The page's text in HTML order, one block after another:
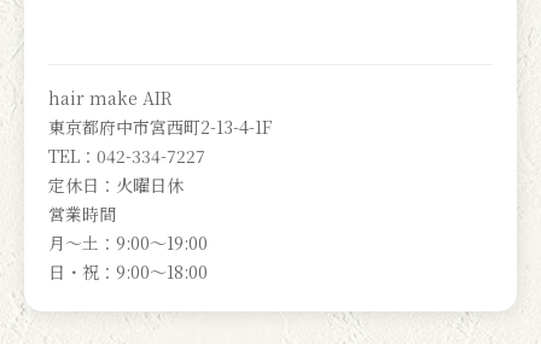
hair make AIR
東京都府中市宮西町2-13-4-1F
TEL：042-334-7227
定休日：火曜日休
営業時間
月～土：9:00～19:00
日・祝：9:00～18:00